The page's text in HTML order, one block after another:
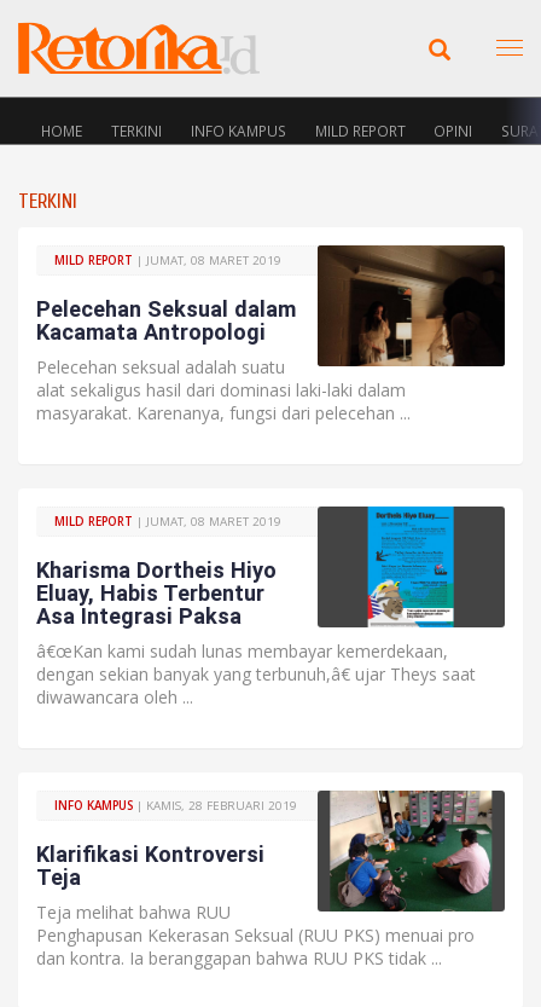
HOME TERKINI INFO KAMPUS MILD REPORT OPINI
TERKINI
MILD REPORT | JUMAT, 08 MARET 2019
Pelecehan Seksual dalam
Kacamata Antropologi
Pelecehan seksual adalah suatu
alat sekaligus hasil dari dominasi laki-laki dalam
masyarakat. Karenanya, fungsi dari pelecehan ...
MILD REPORT | JUMAT, 08 MARET 2019
Kharisma Dortheis Hiyo
Eluay, Habis Terbentur
Asa Integrasi Paksa
â€œKan kami sudah lunas membayar kemerdekaan,
dengan sekian banyak yang terbunuh,â€ ujar Theys saat
diwawancara oleh ...
INFO KAMPUS | KAMIS, 28 FEBRUARI 2019
Klarifikasi Kontroversi
Teja
Teja melihat bahwa RUU
Penghapusan Kekerasan Seksual (RUU PKS) menuai pro
dan kontra. Ia beranggapan bahwa RUU PKS tidak ...